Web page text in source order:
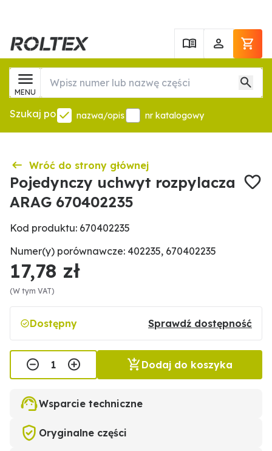
MENU
Szukaj po nazwa/opis nr katalogowy
Wróć do strony głównej
Pojedynczy uchwyt rozpylacza
ARAG 670402235
Kod produktu: 670402235
Numer(y) porównawcze: 402235, 670402235
17,78 zł
(W tym VAT)
Dostępny Sprawdź dostępność
Dodaj do koszyka
Wsparcie techniczne
Oryginalne części